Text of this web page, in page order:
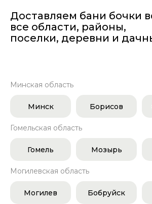
Доставляем бани бочки
все области, районы,
поселки, деревни и
Минская область
Минск Борисов
Гомельская область
Гомель Мозырь
Могилевская область
Могилев Бобруйск